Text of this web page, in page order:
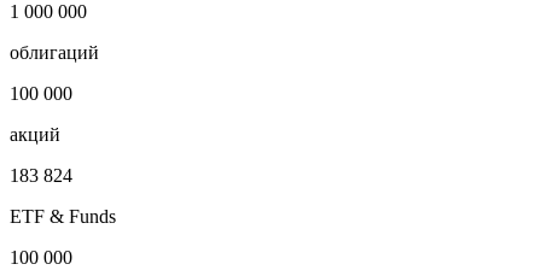
1 000 000
облигаций
100 000
акций
183 824
ETF & Funds
100 000